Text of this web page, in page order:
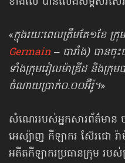
«ក្នុងរយៈពេលត្រឹមតែ១ខែ ក្
Germain – បារាំង) បានចុ
ទាំងក្រុមរៀលម៉ាឌ្រីដ និងក្រុ
ចំណាយប្រាក់០.០០អ៊ឺរ៉ូ។»
សំណេររបស់អ្នកសារព័ត៌មាន
អេស្ប៉ាញ កីឡាករ ស៊ែរជោ រ៉
អតីត​កីឡាករប្រធានក្រុម រប